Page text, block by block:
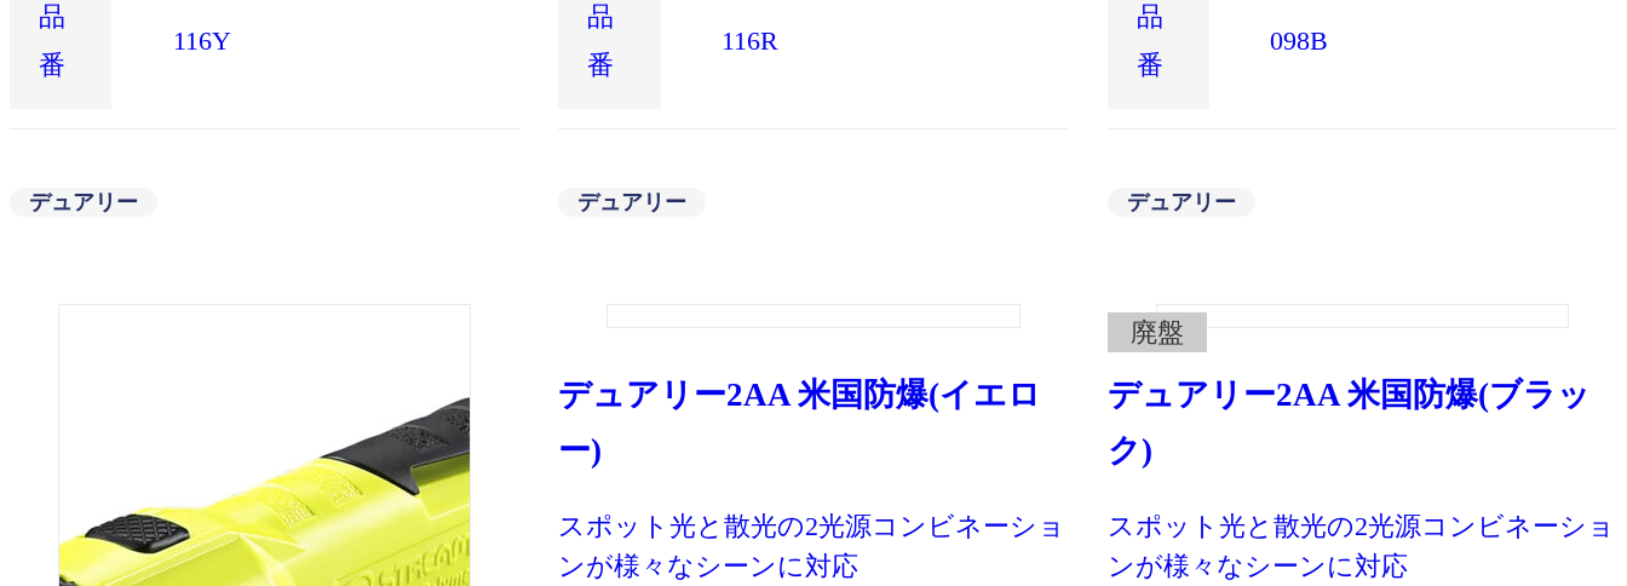
品
番
116Y
デュアリー
品
番
116R
デュアリー
品
番
098B
デュアリー
デュアリー2AA 米国防爆(イエロ
ー)
スポット光と散光の2光源コンビネーショ
ンが様々なシーンに対応
廃盤
デュアリー2AA 米国防爆(ブラッ
ク)
スポット光と散光の2光源コンビネーショ
ンが様々なシーンに対応